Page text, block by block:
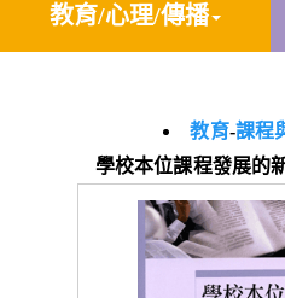
教育/心理/傳播
教育-課程
學校本位課程發展的